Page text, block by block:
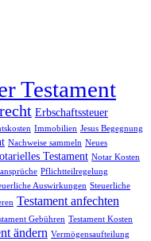
Testament
Erbschaftssteuer
Immobilien Jesus Begegnung
Nachweise sammeln Neues
Testament Notar Kosten
Pflichtteilregelung
Auswirkungen Steuerliche
Testament anfechten
Gebühren Testament Kosten
ändern Vermögensaufteilung